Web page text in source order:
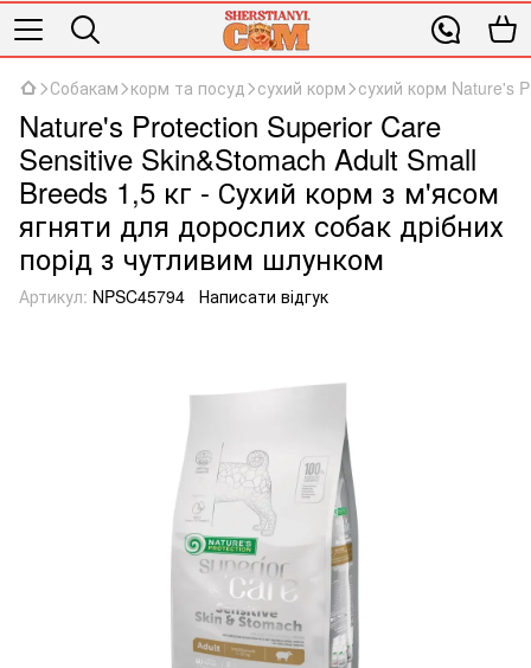
Собакам корм та посуд сухий корм сухий корм Nature's
Nature's Protection Superior Care
Sensitive Skin&Stomach Adult Small
Breeds 1,5 кг - Сухий корм з м'ясом
ягняти для дорослих собак дрібних
порід з чутливим шлунком
Артикул: NPSC45794 Написати відгук